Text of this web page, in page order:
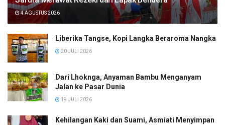
4 AGUSTUS 2026
Liberika Tangse, Kopi Langka Beraroma Nangka
20 JULI 2026
Dari Lhoknga, Anyaman Bambu Menganyam
Jalan ke Pasar Dunia
19 JULI 2026
Kehilangan Kaki dan Suami, Asmiati Menyimpan